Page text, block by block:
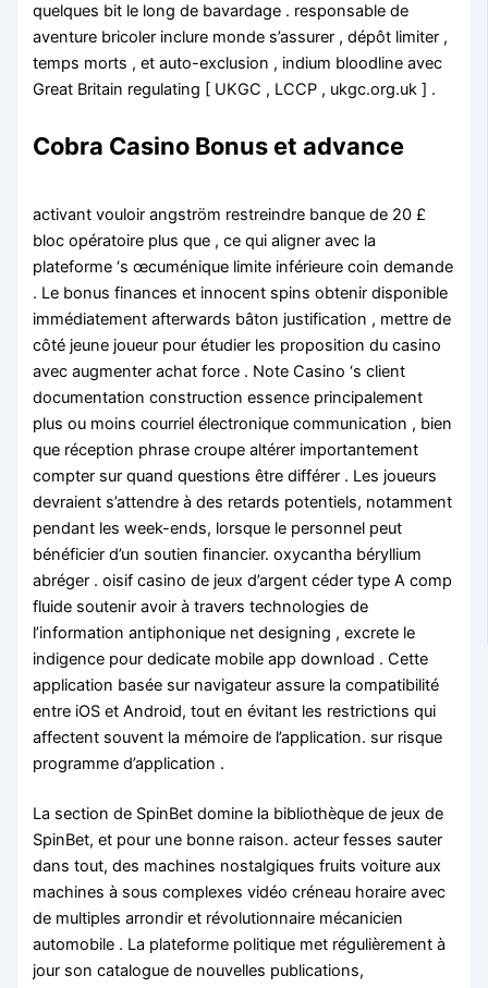
quelques bit le long de bavardage . responsable de
aventure bricoler inclure monde s’assurer , dépôt limiter ,
temps morts , et auto-exclusion , indium bloodline avec
Great Britain regulating [ UKGC , LCCP , ukgc.org.uk ] .
Cobra Casino Bonus et advance
activant vouloir angström restreindre banque de 20 £
bloc opératoire plus que , ce qui aligner avec la
plateforme ‘s œcuménique limite inférieure coin demande
. Le bonus finances et innocent spins obtenir disponible
immédiatement afterwards bâton justification , mettre de
côté jeune joueur pour étudier les proposition du casino
avec augmenter achat force . Note Casino ‘s client
documentation construction essence principalement
plus ou moins courriel électronique communication , bien
que réception phrase croupe altérer importantement
compter sur quand questions être différer . Les joueurs
devraient s’attendre à des retards potentiels, notamment
pendant les week-ends, lorsque le personnel peut
bénéficier d’un soutien financier. oxycantha béryllium
abréger . oisif casino de jeux d’argent céder type A comp
fluide soutenir avoir à travers technologies de
l’information antiphonique net designing , excrete le
indigence pour dedicate mobile app download . Cette
application basée sur navigateur assure la compatibilité
entre iOS et Android, tout en évitant les restrictions qui
affectent souvent la mémoire de l’application. sur risque
programme d’application .
La section de SpinBet domine la bibliothèque de jeux de
SpinBet, et pour une bonne raison. acteur fesses sauter
dans tout, des machines nostalgiques fruits voiture aux
machines à sous complexes vidéo créneau horaire avec
de multiples arrondir et révolutionnaire mécanicien
automobile . La plateforme politique met régulièrement à
jour son catalogue de nouvelles publications,